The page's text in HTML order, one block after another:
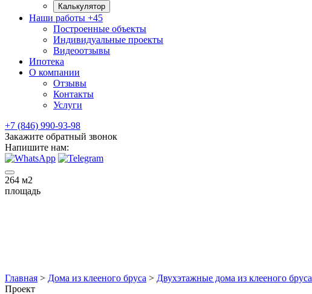
Калькулятор
Наши работы +45
Построенные объекты
Индивидуальные проекты
Видеоотзывы
Ипотека
О компании
Отзывы
Контакты
Услуги
+7 (846) 990-93-98
Закажите обратный звонок
Напишите нам:
264 м2
площадь
Главная > Дома из клееного бруса > Двухэтажные дома из клееного бруса
Проект